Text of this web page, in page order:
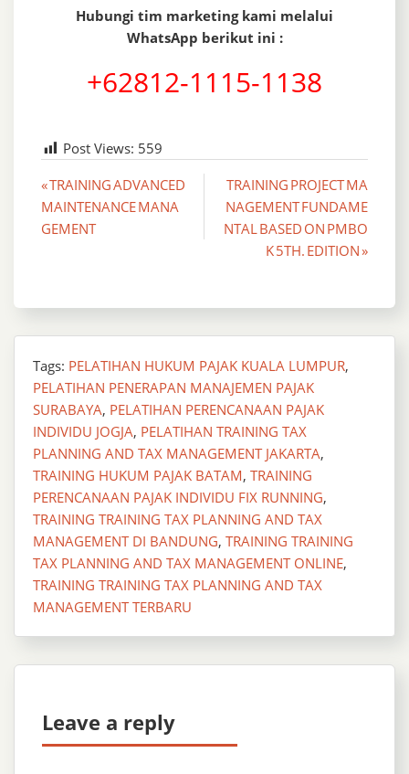
Hubungi tim marketing kami melalui
WhatsApp berikut ini :
+62812-1115-1138
Post Views: 559
Post
navigation
« TRAINING ADVANCED
MAINTENANCE MANA
GEMENT
TRAINING PROJECT MA
NAGEMENT FUNDAME
NTAL BASED ON PMBO
K 5TH. EDITION »
Tags: PELATIHAN HUKUM PAJAK KUALA LUMPUR,
PELATIHAN PENERAPAN MANAJEMEN PAJAK
SURABAYA, PELATIHAN PERENCANAAN PAJAK
INDIVIDU JOGJA, PELATIHAN TRAINING TAX
PLANNING AND TAX MANAGEMENT JAKARTA,
TRAINING HUKUM PAJAK BATAM, TRAINING
PERENCANAAN PAJAK INDIVIDU FIX RUNNING,
TRAINING TRAINING TAX PLANNING AND TAX
MANAGEMENT DI BANDUNG, TRAINING TRAINING
TAX PLANNING AND TAX MANAGEMENT ONLINE,
TRAINING TRAINING TAX PLANNING AND TAX
MANAGEMENT TERBARU
Leave a reply